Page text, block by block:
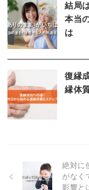
結局
本当
は
復縁
縁体
絶対に
がなく
影響と